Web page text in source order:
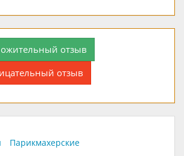
отзыв
отзыв
Парикмахерские